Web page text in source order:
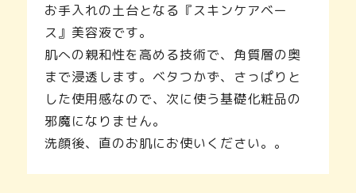
お手入れの土台となる『スキンケアベー
ス』美容液です。
肌への親和性を高める技術で、角質層の奥
まで浸透します。ベタつかず、さっぱりと
した使用感なので、次に使う基礎化粧品の
邪魔になりません。
洗顔後、直のお肌にお使いください。。